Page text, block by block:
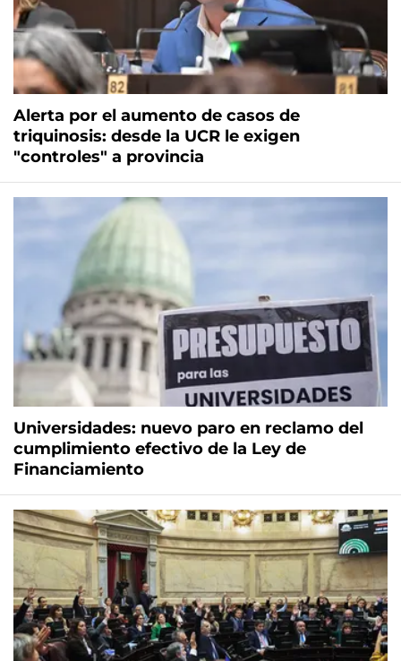
Alerta por el aumento de casos de
triquinosis: desde la UCR le exigen
"controles" a provincia
Universidades: nuevo paro en reclamo del
cumplimiento efectivo de la Ley de
Financiamiento